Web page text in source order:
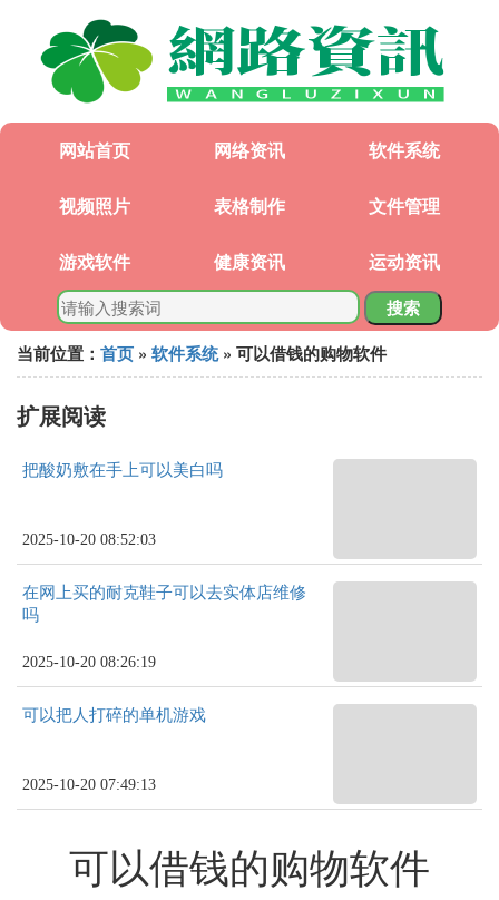
网站首页 网络资讯 软件系统
视频照片 表格制作 文件管理
游戏软件 健康资讯 运动资讯
搜索
当前位置： 首页 » 软件系统» 可以借钱的购物软件
扩展阅读
把酸奶敷在手上可以美白吗
2025-10-20 08:52:03
在网上买的耐克鞋子可以去实体店维修
吗
2025-10-20 08:26:19
可以把人打碎的单机游戏
2025-10-20 07:49:13
可以借钱的购物软件